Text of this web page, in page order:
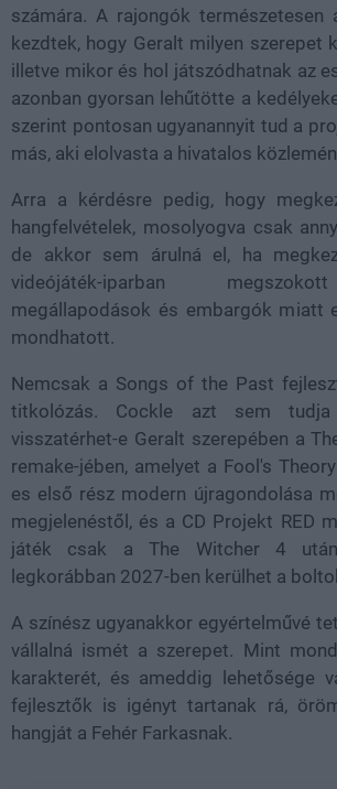
számára. A rajongók természetesen
kezdtek, hogy Geralt milyen szerepet
illetve mikor és hol játszódhatnak az
azonban gyorsan lehűtötte a
szerint pontosan ugyanannyit tud a
más, aki elolvasta a hivatalos
Arra a kérdésre pedig, hogy
hangfelvételek, mosolyogva csak
de akkor sem árulná el, ha
videójáték-iparban
megállapodások és embargók miatt
mondhatott.
Nemcsak a Songs of the Past
titkolózás. Cockle azt sem tudja
visszatérhet-e Geralt szerepében a
remake-jében, amelyet a Fool's
es első rész modern újragondolása
megjelenéstől, és a CD Projekt RED
játék csak a The Witcher 4
legkorábban 2027-ben kerülhet a
A színész ugyanakkor egyértelművé
vállalná ismét a szerepet. Mint
karakterét, és ameddig lehetősége
fejlesztők is igényt tartanak rá,
hangját a Fehér Farkasnak.